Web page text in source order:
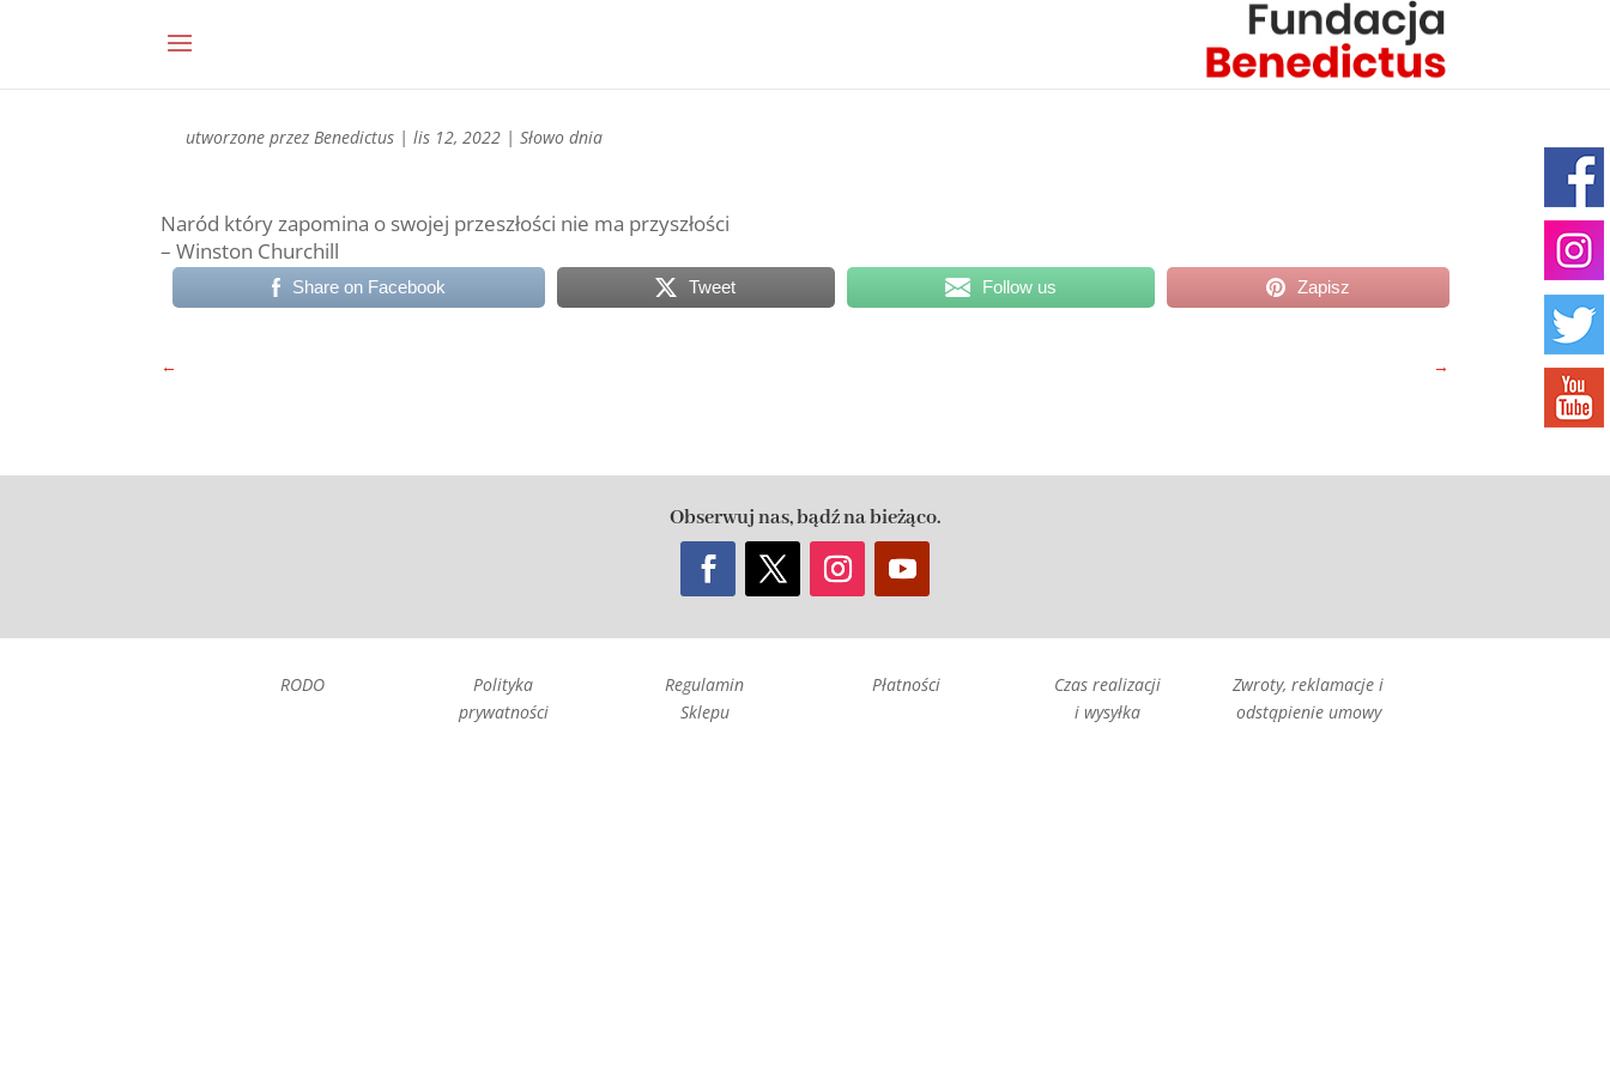
utworzone przezBenedictus |lis 12, 2022 |Słowo dnia
Naród który zapomina o swojej przeszłości nie ma przyszłości
– Winston Churchill
Share on Facebook Tweet Follow us Zapisz
← →
Obserwuj nas, bądź na bieżąco.
RODO
Polityka
prywatności
Regulamin
Sklepu
Płatności
Czas realizacji
i wysyłka
Zwroty, reklamacje i
odstąpienie umowy